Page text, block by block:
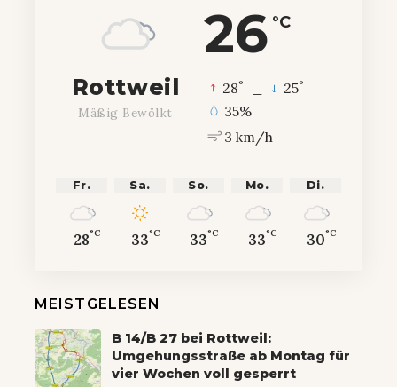
26 °C
Rottweil
Mäßig Bewölkt
28° 25°
35%
3 km/h
Fr.
28°C
Sa.
33°C
So.
33°C
Mo.
33°C
Di.
30°C
MEISTGELESEN
B 14/B 27 bei Rottweil:
Umgehungsstraße ab Montag für
vier Wochen voll gesperrt